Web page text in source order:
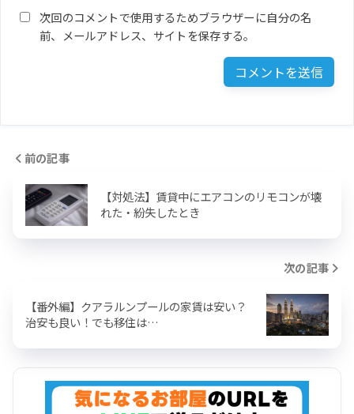
次回のコメントで使用するためブラウザーに自分の名
前、メールアドレス、サイトを保存する。
前の記事
【対処法】賃貸中にエアコンのリモコンが壊
れた・紛失したとき
次の記事
【番外編】クアラルンプールの家賃は安い？
治安も良い！でも移住は…